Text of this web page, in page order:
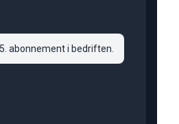
abonnement i bedriften.